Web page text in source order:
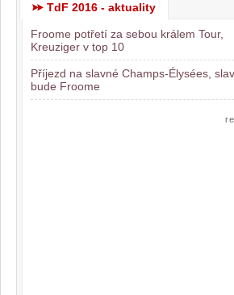
TdF 2016 - aktuality
Froome potřetí za sebou králem Tour,
Kreuziger v top 10
Příjezd na slavné Champs-Élysées,
bude Froome